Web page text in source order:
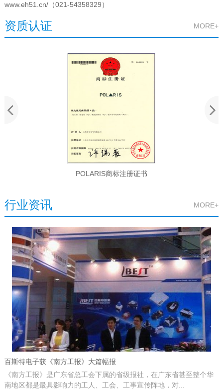
www.eh51.cn/（021-54358329）
MORE+
资质认证
手表式近电报警器检测报告
MORE+
行业资讯
百斯特电子获《南方工报》大篇幅报
《南方工报》是广东省总工会下属的省级报社，在广东省甚至整个华
南地区都是最具影响力的工人、工会、工事宣传阵地，对...